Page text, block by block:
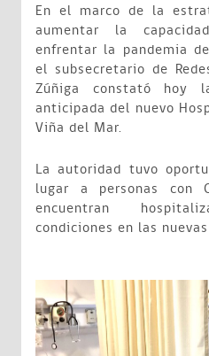
En el marco de la
aumentar la
enfrentar la pandemia
el subsecretario de
Zúñiga constató hoy
anticipada del nuevo
Viña del Mar.
La autoridad tuvo
lugar a personas con
encuentran
condiciones en las